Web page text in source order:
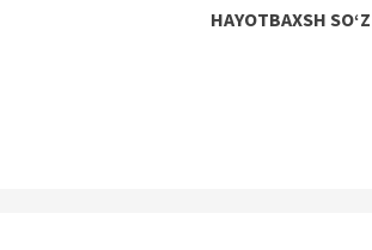
HAYOTBAXSH SO‘Z